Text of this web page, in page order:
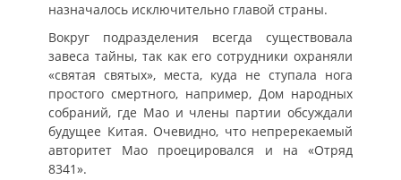
назначалось исключительно главой страны.
Вокруг подразделения всегда существовала
завеса тайны, так как его сотрудники охраняли
«святая святых», места, куда не ступала нога
простого смертного, например, Дом народных
собраний, где Мао и члены партии обсуждали
будущее Китая. Очевидно, что непререкаемый
авторитет Мао проецировался и на «Отряд
8341».